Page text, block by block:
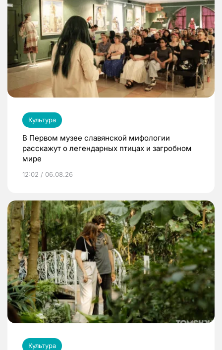
Культура
В Первом музее славянской мифологии
расскажут о легендарных птицах и загробном
мире
12:02 / 06.08.26
Культура